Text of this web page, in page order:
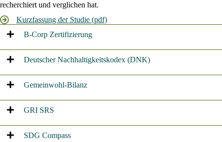
recherchiert und verglichen hat.
Kurzfassung der Studie (pdf)
B-Corp Zertifizierung
Deutscher Nachhaltigkeitskodex (DNK)
Gemeinwohl-Bilanz
GRI SRS
SDG Compass